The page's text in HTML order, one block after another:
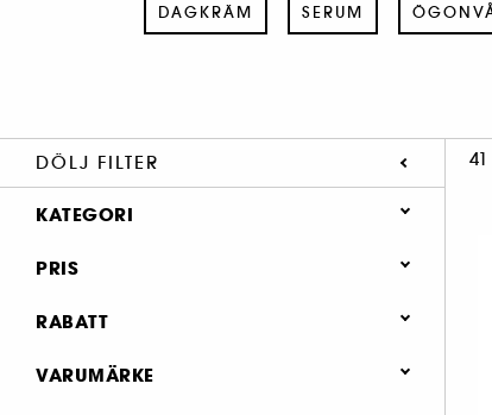
DAGKRÄM SERUM
DÖLJ FILTER
KATEGORI
Hudvård
Serum (191)
PRIS
RABATT
20% (1)
VARUMÄRKE